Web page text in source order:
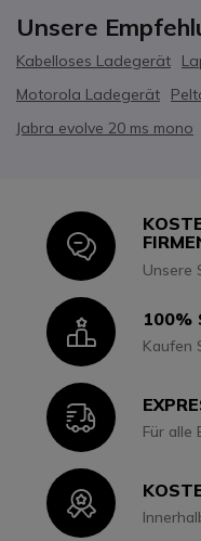
Unsere
Kabelloses Ladegerät
Motorola Ladegerät
Jabra evolve 20 ms mono
Icon
Unsere
Icon100%
Kaufen
IconFür alle
Icon